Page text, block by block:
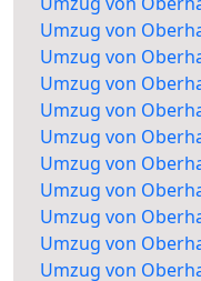
Umzug von
Umzug von
Umzug von
Umzug von
Umzug von
Umzug von
Umzug von
Umzug von
Umzug von
Umzug von